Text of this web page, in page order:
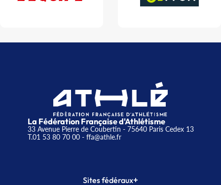
La Fédération Française d'Athlétisme
33 Avenue Pierre de Coubertin - 75640 Paris Cedex 13
T.01 53 80 70 00- ffa@athle.fr
Sites fédéraux+